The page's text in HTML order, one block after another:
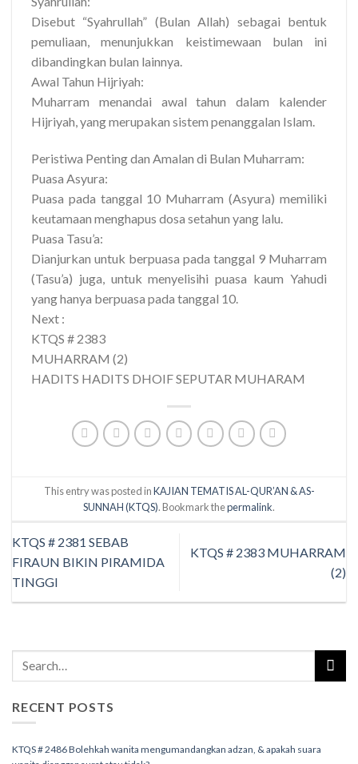
Disebut “Syahrullah” (Bulan Allah) sebagai bentuk
pemuliaan, menunjukkan keistimewaan bulan ini
dibandingkan bulan lainnya.
Awal Tahun Hijriyah:
Muharram menandai awal tahun dalam kalender
Hijriyah, yang merupakan sistem penanggalan Islam.
Peristiwa Penting dan Amalan di Bulan Muharram:
Puasa Asyura:
Puasa pada tanggal 10 Muharram (Asyura) memiliki
keutamaan menghapus dosa setahun yang lalu.
Puasa Tasu’a:
Dianjurkan untuk berpuasa pada tanggal 9 Muharram
(Tasu’a) juga, untuk menyelisihi puasa kaum Yahudi
yang hanya berpuasa pada tanggal 10.
Next :
KTQS # 2383
MUHARRAM (2)
HADITS HADITS DHOIF SEPUTAR MUHARAM
This entry was posted inKAJIAN TEMATIS AL-QUR’AN & AS-
SUNNAH (KTQS). Bookmark thepermalink.
KTQS # 2381 SEBAB
FIRAUN BIKIN PIRAMIDA
TINGGI
KTQS # 2383 MUHARRAM
(2)
RECENT POSTS
KTQS # 2486 Bolehkah wanita mengumandangkan adzan, & apakah suara